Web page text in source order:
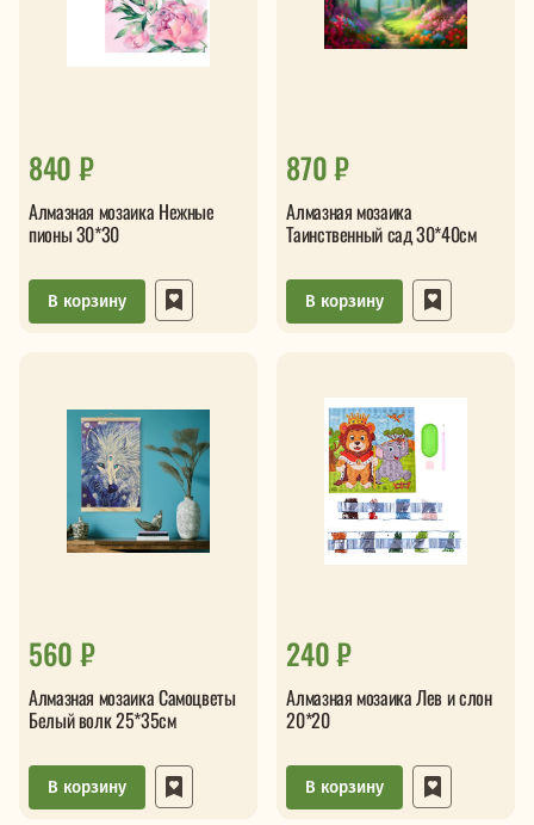
840 ₽
Алмазная мозаика Нежные
пионы 30*30
В корзину
870 ₽
Алмазная мозаика
Таинственный сад 30*40см
В корзину
560 ₽
Алмазная мозаика Самоцветы
Белый волк 25*35см
В корзину
240 ₽
Алмазная мозаика Лев и слон
20*20
В корзину